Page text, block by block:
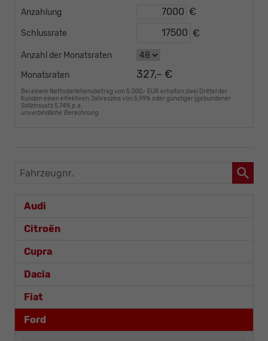
Anzahlung €
Schlussrate €
Anzahl der Monatsraten
Monatsraten
327,– €
Bei einem Nettodarlehensbetrag von 5.000,- EUR erhalten zwei Drittel der
Kunden einen effektiven Jahreszins von 5,99% oder günstiger (gebundener
Sollzinssatz 5,74% p.a.
unverbindliche Berechnung
Fahrzeugnr.
Audi
Citroën
Cupra
Dacia
Fiat
Ford